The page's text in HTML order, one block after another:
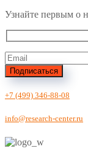
Узнайте первым о
Подписаться
+7 (499) 346-88-08
info@research-center.ru